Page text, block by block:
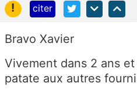
!
citer
Bravo Xavier
Vivement dans 2 ans
patate aux autres